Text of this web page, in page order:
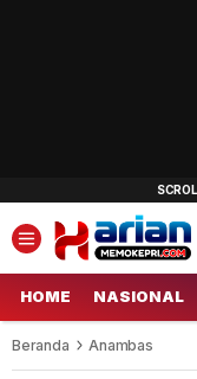
HOME NASIONAL
Beranda Anambas